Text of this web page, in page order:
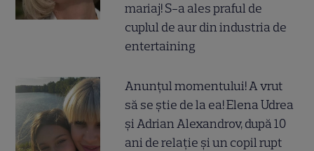
mariaj! S-a ales praful de
cuplul de aur din industria de
entertaining
Anunțul momentului! A vrut
să se știe de la ea! Elena Udrea
și Adrian Alexandrov, după 10
ani de relație și un copil rupt